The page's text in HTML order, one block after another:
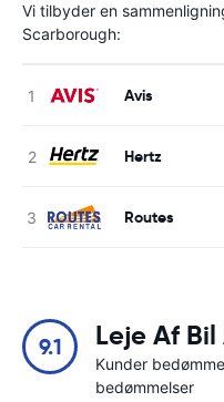
Vi tilbyder en
Scarborough:
Avis
Hertz
Routes
9.1 Leje Af
Kunder
bedømmelser